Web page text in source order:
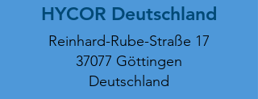
HYCOR Deutschland
Reinhard-Rube-Straße 17
37077 Göttingen
Deutschland